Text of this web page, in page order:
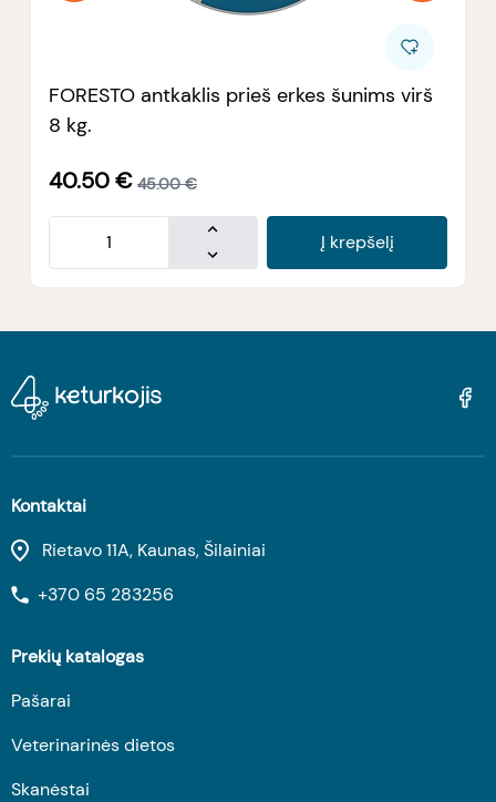
FORESTO antkaklis prieš erkes šunims virš
8 kg.
40.50€ 45.00 €
Į krepšelį
Kontaktai
Rietavo 11A, Kaunas, Šilainiai
+370 65 283256
Prekių katalogas
Pašarai
Veterinarinės dietos
Skanėstai